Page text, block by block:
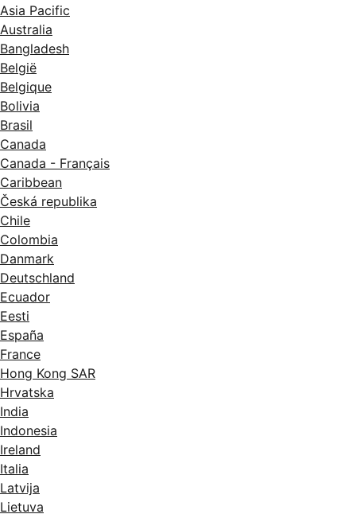
Asia Pacific
Australia
Bangladesh
België
Belgique
Bolivia
Brasil
Canada
Canada - Français
Caribbean
Česká republika
Chile
Colombia
Danmark
Deutschland
Ecuador
Eesti
España
France
Hong Kong SAR
Hrvatska
India
Indonesia
Ireland
Italia
Latvija
Lietuva